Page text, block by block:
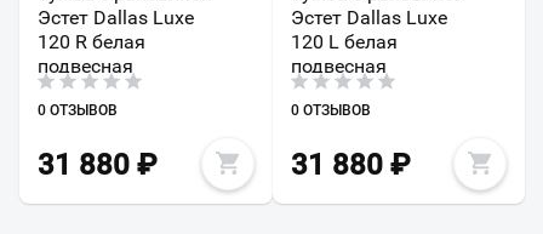
Эстет Dallas Luxe
120 R белая
подвесная
0 ОТЗЫВОВ
31 880 ₽
Эстет Dallas Luxe
120 L белая
подвесная
0 ОТЗЫВОВ
31 880₽